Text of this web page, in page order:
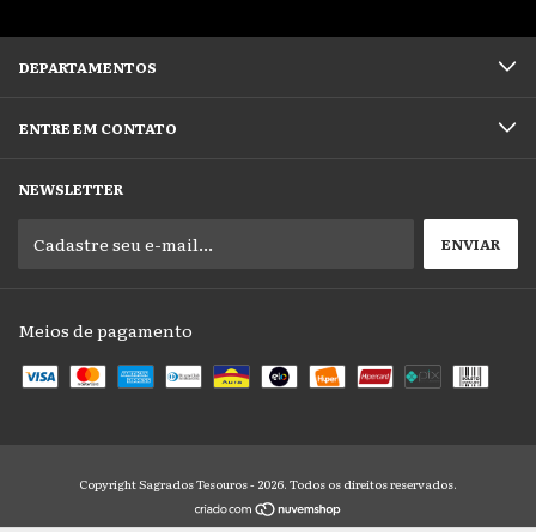
DEPARTAMENTOS
ENTRE EM CONTATO
NEWSLETTER
Meios de pagamento
Copyright Sagrados Tesouros - 2026. Todos os direitos reservados.